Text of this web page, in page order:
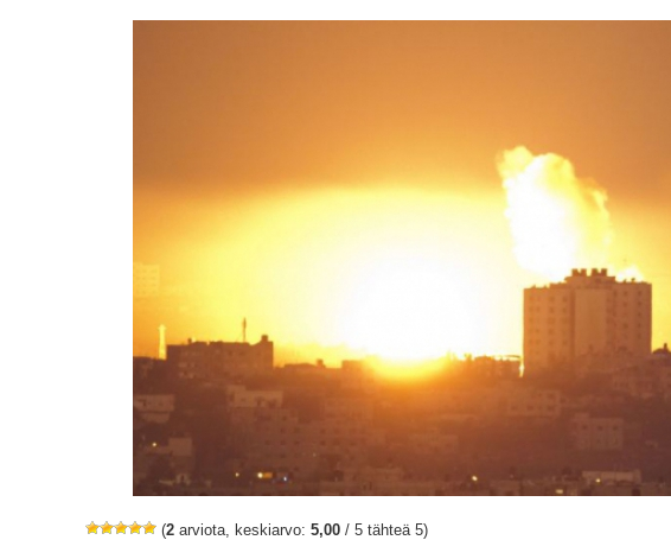
(2 arviota, keskiarvo: 5,00 / 5 tähteä 5)